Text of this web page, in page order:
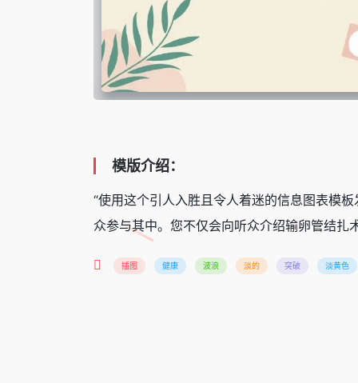
模版介绍：
“使用这个引人入胜且令人着迷的信息图表模
众参与其中。您不仅会向听众介绍输卵管结
插图 健康 波浪 淡的 突破 淡黄色